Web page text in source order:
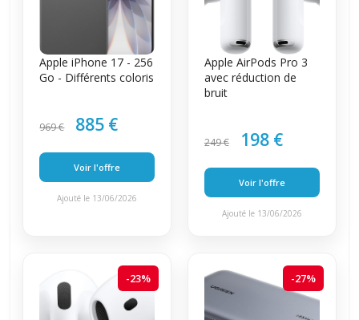
Apple iPhone 17 - 256
Go - Différents coloris
969 € 885 €
Voir l'offre
Ajouté le 13/06/2026
Apple AirPods Pro 3
avec réduction de
bruit
249 € 198 €
Voir l'offre
Ajouté le 13/06/2026
-23% -27%